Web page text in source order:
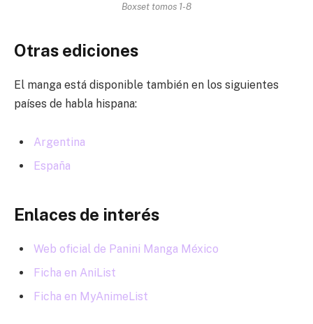
Boxset tomos 1-8
Otras ediciones
El manga está disponible también en los siguientes
países de habla hispana:
Argentina
España
Enlaces de interés
Web oficial de Panini Manga México
Ficha en AniList
Ficha en MyAnimeList